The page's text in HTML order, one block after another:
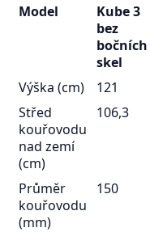
Model
Kube 3
bez
bočních
skel
Výška (cm)
121
Střed
kouřovodu
nad zemí
(cm)
106,3
Průměr
kouřovodu
(mm)
150